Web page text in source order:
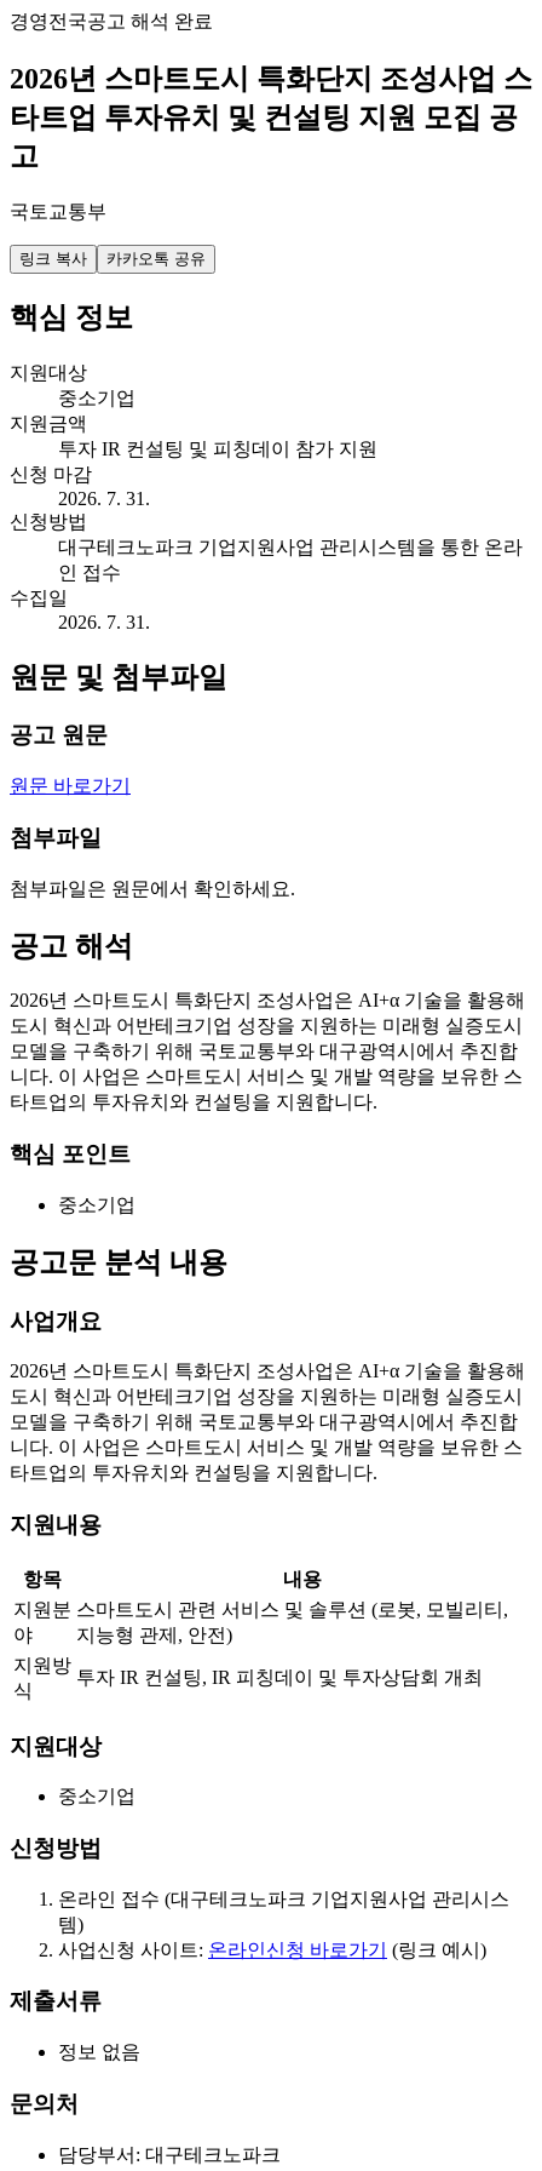
경영전국공고 해석 완료
2026년 스마트도시 특화단지 조성사업 스
타트업 투자유치 및 컨설팅 지원 모집 공
고
국토교통부
링크 복사 카카오톡 공유
핵심 정보
지원대상
중소기업
지원금액
투자 IR 컨설팅 및 피칭데이 참가 지원
신청 마감
2026. 7. 31.
신청방법
대구테크노파크 기업지원사업 관리시스템을 통한 온라
인 접수
수집일
2026. 7. 31.
원문 및 첨부파일
공고 원문
원문 바로가기
첨부파일
첨부파일은 원문에서 확인하세요.
공고 해석
2026년 스마트도시 특화단지 조성사업은 AI+α 기술을 활용해
도시 혁신과 어반테크기업 성장을 지원하는 미래형 실증도시
모델을 구축하기 위해 국토교통부와 대구광역시에서 추진합
니다. 이 사업은 스마트도시 서비스 및 개발 역량을 보유한 스
타트업의 투자유치와 컨설팅을 지원합니다.
핵심 포인트
중소기업
공고문 분석 내용
사업개요
2026년 스마트도시 특화단지 조성사업은 AI+α 기술을 활용해
도시 혁신과 어반테크기업 성장을 지원하는 미래형 실증도시
모델을 구축하기 위해 국토교통부와 대구광역시에서 추진합
니다. 이 사업은 스마트도시 서비스 및 개발 역량을 보유한 스
타트업의 투자유치와 컨설팅을 지원합니다.
지원내용
항목
내용
지원분
야
스마트도시 관련 서비스 및 솔루션 (로봇, 모빌리티,
지능형 관제, 안전)
지원방
식
투자 IR 컨설팅, IR 피칭데이 및 투자상담회 개최
지원대상
중소기업
신청방법
온라인 접수 (대구테크노파크 기업지원사업 관리시스
템)
사업신청 사이트: 온라인신청 바로가기 (링크 예시)
제출서류
정보 없음
문의처
담당부서: 대구테크노파크